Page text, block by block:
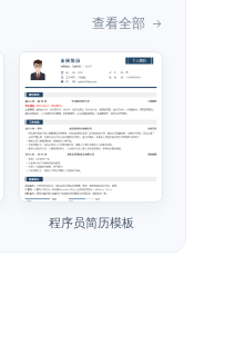
查看全部
程序员简历模板